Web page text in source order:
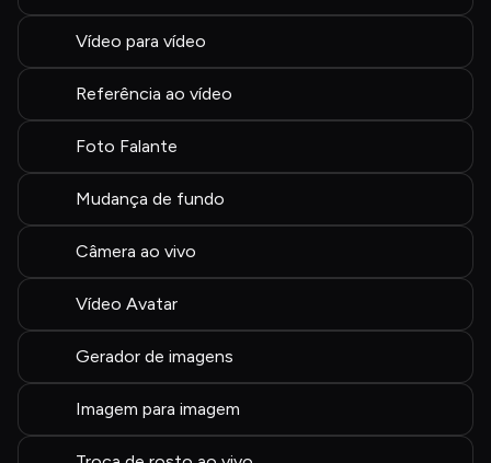
Vídeo para vídeo
Referência ao vídeo
Foto Falante
Mudança de fundo
Câmera ao vivo
Vídeo Avatar
Gerador de imagens
Imagem para imagem